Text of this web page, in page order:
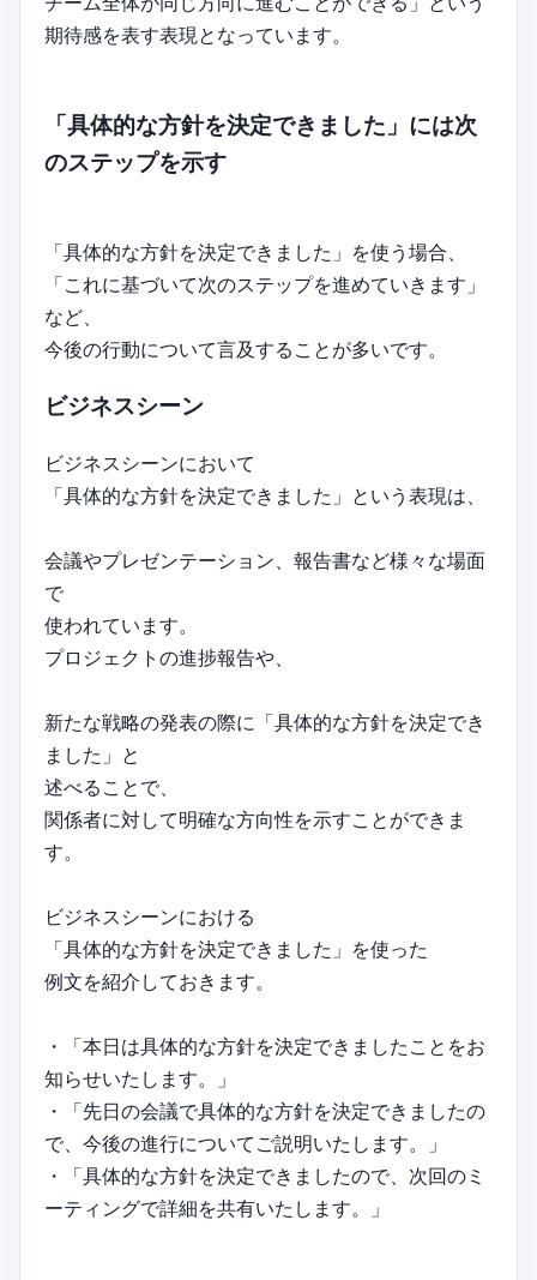
期待感を表す表現となっています。
「具体的な方針を決定できました」には次
のステップを示す
「具体的な方針を決定できました」を使う場合、
「これに基づいて次のステップを進めていきます」
など、
今後の行動について言及することが多いです。
ビジネスシーン
ビジネスシーンにおいて
「具体的な方針を決定できました」という表現は、
会議やプレゼンテーション、報告書など様々な場面
で
使われています。
プロジェクトの進捗報告や、
新たな戦略の発表の際に「具体的な方針を決定でき
ました」と
述べることで、
関係者に対して明確な方向性を示すことができま
す。
ビジネスシーンにおける
「具体的な方針を決定できました」を使った
例文を紹介しておきます。
・「本日は具体的な方針を決定できましたことをお
知らせいたします。」
・「先日の会議で具体的な方針を決定できましたの
で、今後の進行についてご説明いたします。」
・「具体的な方針を決定できましたので、次回のミ
ーティングで詳細を共有いたします。」